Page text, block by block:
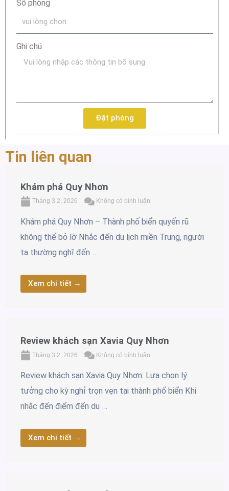
Số phòng
Ghi chú
Đặt phòng
Tin liên quan
Khám phá Quy Nhơn
Tháng 3 2, 2026 Không có bình luận
Khám phá Quy Nhơn – Thành phố biển quyến rũ
không thể bỏ lỡ Nhắc đến du lịch miền Trung, người
ta thường nghĩ đến …
Xem chi tiết →
Review khách sạn Xavia Quy Nhơn
Tháng 3 2, 2026 Không có bình luận
Review khách sạn Xavia Quy Nhơn: Lựa chọn lý
tưởng cho kỳ nghỉ trọn vẹn tại thành phố biển Khi
nhắc đến điểm đến du …
Xem chi tiết →